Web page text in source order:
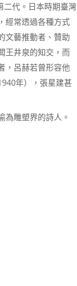
二代。日本時期臺灣
經常透過各種方式
文藝推動者、贊助
王井泉的知交，而
，呂赫若曾形容他
年），張星建甚
為雕塑界的詩人。